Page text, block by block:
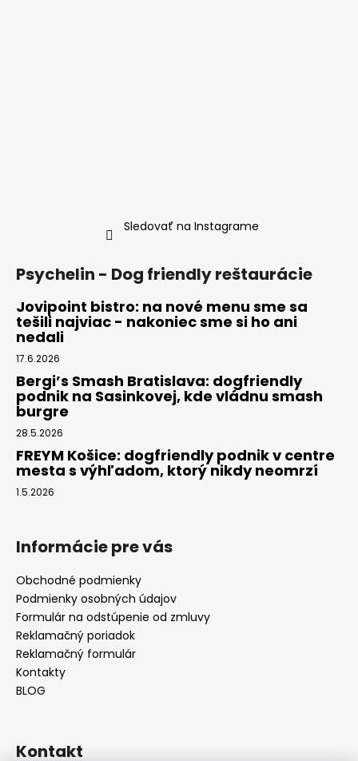
Sledovať na Instagrame
Psychelin - Dog friendly reštaurácie
Jovipoint bistro: na nové menu sme sa
tešili najviac - nakoniec sme si ho ani
nedali
17.6.2026
Bergi’s Smash Bratislava: dogfriendly
podnik na Sasinkovej, kde vládnu smash
burgre
28.5.2026
FREYM Košice: dogfriendly podnik v centre
mesta s výhľadom, ktorý nikdy neomrzí
1.5.2026
Informácie pre vás
Obchodné podmienky
Podmienky osobných údajov
Formulár na odstúpenie od zmluvy
Reklamačný poriadok
Reklamačný formulár
Kontakty
BLOG
Kontakt